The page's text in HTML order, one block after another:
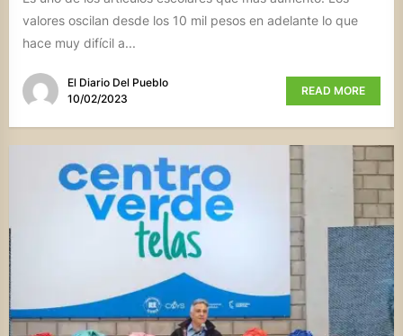
valores oscilan desde los 10 mil pesos en adelante lo que
hace muy difícil a...
El Diario Del Pueblo
10/02/2023
READ MORE